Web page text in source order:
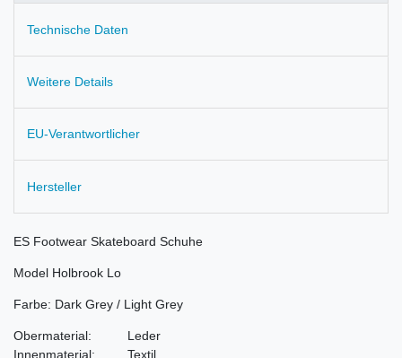
Technische Daten
Weitere Details
EU-Verantwortlicher
Hersteller
ES Footwear Skateboard Schuhe
Model Holbrook Lo
Farbe: Dark Grey / Light Grey
Obermaterial: Leder
Innenmaterial: Textil